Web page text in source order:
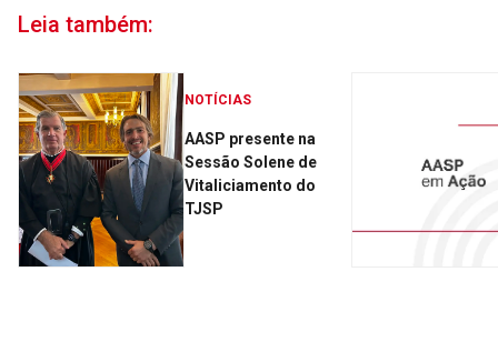
Leia também:
NOTÍCIAS
AASP presente na
Sessão Solene de
Vitaliciamento do
TJSP